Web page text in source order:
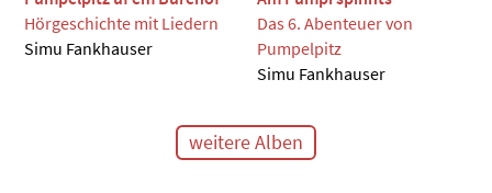
Hörgeschichte mit Liedern
Simu Fankhauser
Das 6. Abenteuer von
Pumpelpitz
Simu Fankhauser
weitere Alben